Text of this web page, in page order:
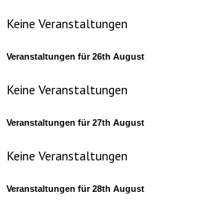
Keine Veranstaltungen
Veranstaltungen für26th August
Keine Veranstaltungen
Veranstaltungen für27th August
Keine Veranstaltungen
Veranstaltungen für28th August